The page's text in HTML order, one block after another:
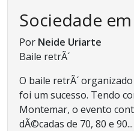
Sociedade
Por Neide Uriarte
Baile retrÃ´
O baile retrÃ´
foi um sucesso. Tendo
Montemar, o evento
dÃ©cadas de 70, 80 e 90...